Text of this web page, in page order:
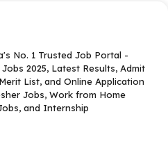
No. 1 Trusted Job Portal -
2025, Latest Results, Admit
List, and Online Application
Jobs, Work from Home
and Internship